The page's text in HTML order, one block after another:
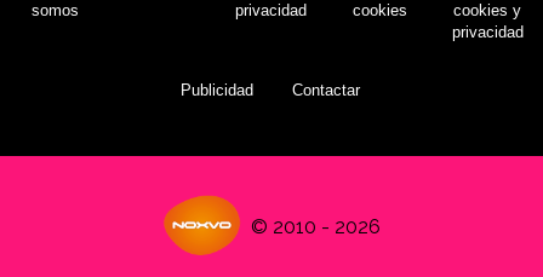
somos
privacidad
cookies
cookies y
privacidad
Publicidad Contactar
© 2010 - 2026